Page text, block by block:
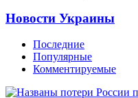
Новости Украины
Последние
Популярные
Комментируемые